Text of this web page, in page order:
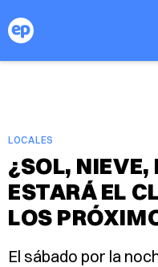
LOCALES
¿SOL,
ESTARÁ EL
LOS
El sábado por la